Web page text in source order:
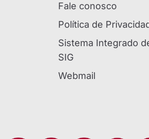
Fale conosco
Política de
Sistema Integrado
SIG
Webmail